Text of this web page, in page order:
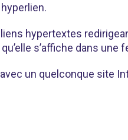
hypertextes
s’affiche dans une
un quelconque site